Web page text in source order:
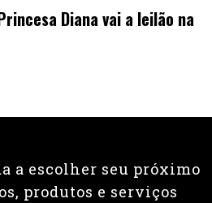
Diana vai a leilão na
a escolher seu próximo
produtos e serviços